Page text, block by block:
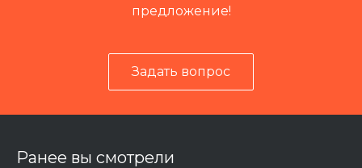
предложение!
Задать вопрос
Ранее вы смотрели